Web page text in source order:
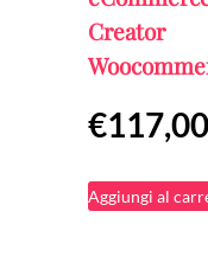
Creator
€117,00
Aggiungi al